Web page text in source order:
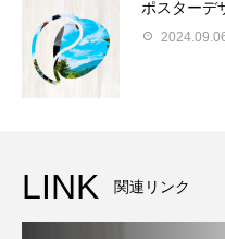
ポスターデ
LINK 関連リンク